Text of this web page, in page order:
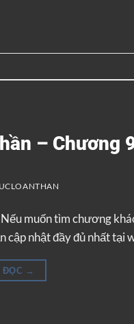
– Chương
muốn tìm chương
cập nhật đầy đủ nhất tại
ĐỌC →